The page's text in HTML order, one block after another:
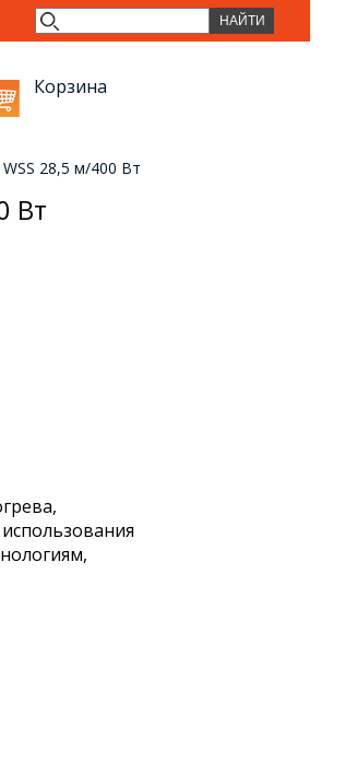
Корзина
28,5 м/400 Вт
Вт